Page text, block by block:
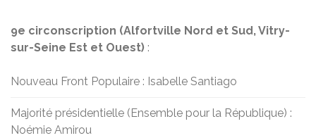
9e circonscription (Alfortville Nord et Sud, Vitry-
sur-Seine Est et Ouest) :
Nouveau Front Populaire : Isabelle Santiago
Majorité présidentielle (Ensemble pour la République) :
Noémie Amirou